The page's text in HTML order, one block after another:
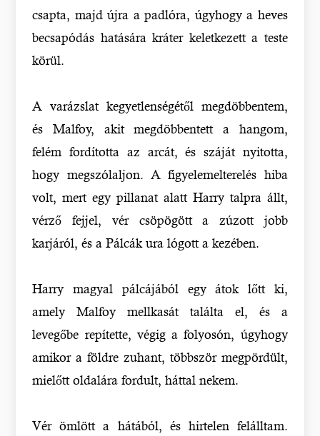
csapta, majd újra a padlóra, úgyhogy a heves
becsapódás hatására kráter keletkezett a teste
körül.
A varázslat kegyetlenségétől megdöbbentem,
és Malfoy, akit megdöbbentett a hangom,
felém fordította az arcát, és száját nyitotta,
hogy megszólaljon. A figyelemelterelés hiba
volt, mert egy pillanat alatt Harry talpra állt,
vérző fejjel, vér csöpögött a zúzott jobb
karjáról, és a Pálcák ura lógott a kezében.
Harry magyal pálcájából egy átok lőtt ki,
amely Malfoy mellkasát találta el, és a
levegőbe repítette, végig a folyosón, úgyhogy
amikor a földre zuhant, többször megpördült,
mielőtt oldalára fordult, háttal nekem.
Vér ömlött a hátából, és hirtelen felálltam.